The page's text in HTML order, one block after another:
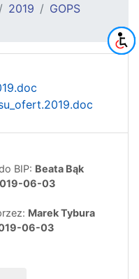
2019
GOPS
BIP: Beata Bąk
06-03
Marek Tybura
06-03